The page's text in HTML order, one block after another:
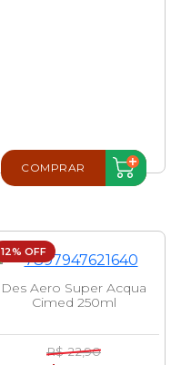
COMPRAR
12% OFF
Des Aero Super Acqua
Cimed 250ml
R$ 22,90